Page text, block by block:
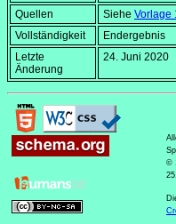
Quellen
Siehe Vorlage
Vollständigkeit
Endergebnis
Letzte
Änderung
24. Juni 2020
©